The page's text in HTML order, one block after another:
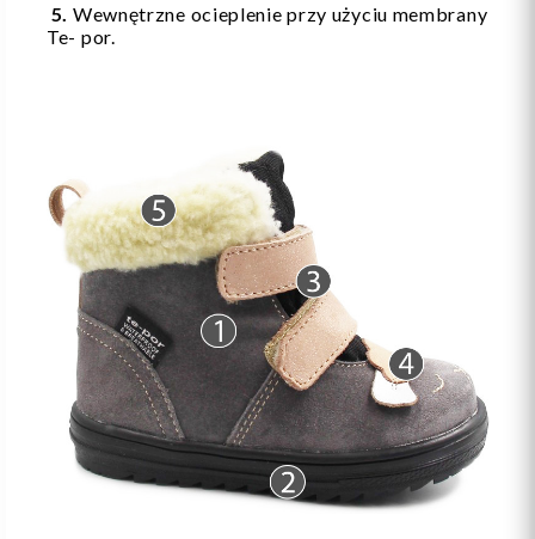
5. Wewnętrzne ocieplenie przy użyciu membrany
Te- por.